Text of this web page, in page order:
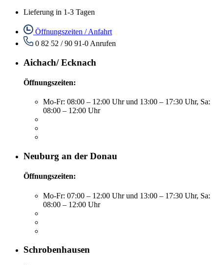
Lieferung in 1-3 Tagen
Öffnungszeiten / Anfahrt
0 82 52 / 90 91-0 Anrufen
Aichach/ Ecknach
Öffnungszeiten:
Mo-Fr: 08:00 – 12:00 Uhr und 13:00 – 17:30 Uhr, Sa:
08:00 – 12:00 Uhr
Neuburg an der Donau
Öffnungszeiten:
Mo-Fr: 07:00 – 12:00 Uhr und 13:00 – 17:30 Uhr, Sa:
08:00 – 12:00 Uhr
Schrobenhausen